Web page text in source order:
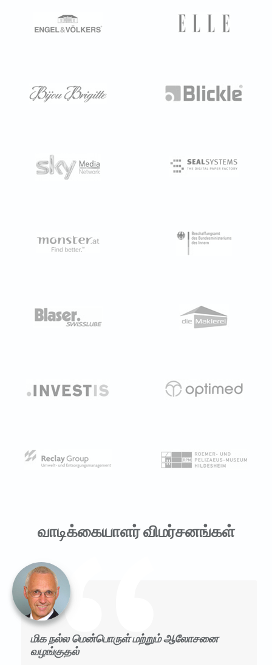
வாடிக்கையாளர் விமர்சனங்கள்
மிக நல்ல மென்பொருள் மற்றும் ஆலோசனை
வழங்குதல்